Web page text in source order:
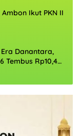
Ikut PKN II
Danantara,
Tembus Rp10,4